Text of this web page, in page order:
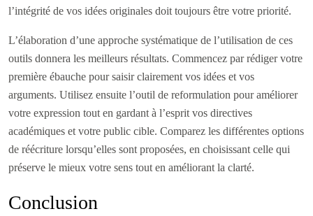
l’intégrité de vos idées originales doit toujours être votre priorité.
L’élaboration d’une approche systématique de l’utilisation de ces
outils donnera les meilleurs résultats. Commencez par rédiger votre
première ébauche pour saisir clairement vos idées et vos
arguments. Utilisez ensuite l’outil de reformulation pour améliorer
votre expression tout en gardant à l’esprit vos directives
académiques et votre public cible. Comparez les différentes options
de réécriture lorsqu’elles sont proposées, en choisissant celle qui
préserve le mieux votre sens tout en améliorant la clarté.
Conclusion